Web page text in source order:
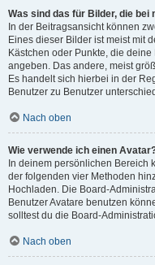
Was sind das für Bilder, die bei
In der Beitragsansicht können
Eines dieser Bilder ist meist mit
Kästchen oder Punkte, die
angeben. Das andere, meist
Es handelt sich hierbei in der
Benutzer zu Benutzer
Nach oben
Wie verwende ich einen
In deinem persönlichen Bereich
der folgenden vier Methoden
Hochladen. Die Board-
Benutzer Avatare benutzen
solltest du die Board-
Nach oben